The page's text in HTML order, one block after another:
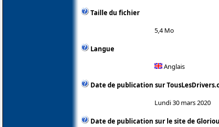
Taille du fichier
5,4 Mo
Langue
Anglais
Date de publication sur
Lundi 30 mars 2020
Date de publication sur le site de